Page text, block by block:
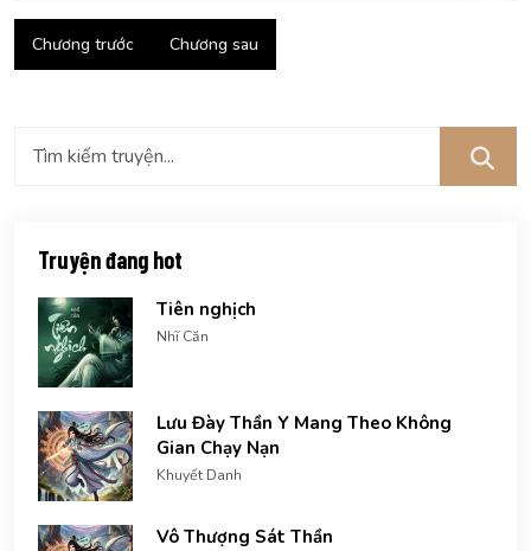
Chương trước Chương sau
Truyện đang hot
Tiên nghịch
Nhĩ Căn
Lưu Đày Thần Y Mang Theo Không
Gian Chạy Nạn
Khuyết Danh
Vô Thượng Sát Thần